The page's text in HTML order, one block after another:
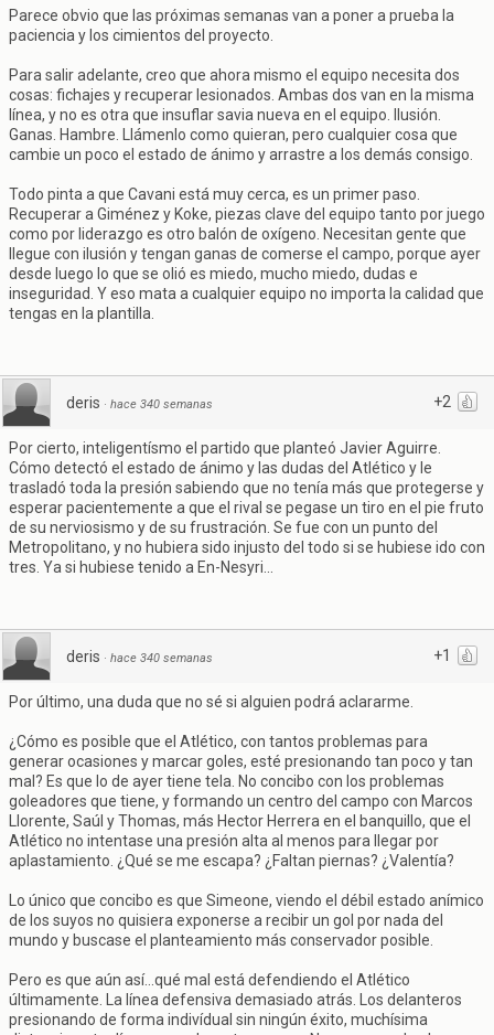
Parece obvio que las próximas semanas van a poner a prueba la
paciencia y los cimientos del proyecto.
Para salir adelante, creo que ahora mismo el equipo necesita dos
cosas: fichajes y recuperar lesionados. Ambas dos van en la misma
línea, y no es otra que insuflar savia nueva en el equipo. Ilusión.
Ganas. Hambre. Llámenlo como quieran, pero cualquier cosa que
cambie un poco el estado de ánimo y arrastre a los demás consigo.
Todo pinta a que Cavani está muy cerca, es un primer paso.
Recuperar a Giménez y Koke, piezas clave del equipo tanto por juego
como por liderazgo es otro balón de oxígeno. Necesitan gente que
llegue con ilusión y tengan ganas de comerse el campo, porque ayer
desde luego lo que se olió es miedo, mucho miedo, dudas e
inseguridad. Y eso mata a cualquier equipo no importa la calidad que
tengas en la plantilla.
+2
deris · hace 340 semanas
Por cierto, inteligentísmo el partido que planteó Javier Aguirre.
Cómo detectó el estado de ánimo y las dudas del Atlético y le
trasladó toda la presión sabiendo que no tenía más que protegerse y
esperar pacientemente a que el rival se pegase un tiro en el pie fruto
de su nerviosismo y de su frustración. Se fue con un punto del
Metropolitano, y no hubiera sido injusto del todo si se hubiese ido con
tres. Ya si hubiese tenido a En-Nesyri...
+1
deris · hace 340 semanas
Por último, una duda que no sé si alguien podrá aclararme.
¿Cómo es posible que el Atlético, con tantos problemas para
generar ocasiones y marcar goles, esté presionando tan poco y tan
mal? Es que lo de ayer tiene tela. No concibo con los problemas
goleadores que tiene, y formando un centro del campo con Marcos
Llorente, Saúl y Thomas, más Hector Herrera en el banquillo, que el
Atlético no intentase una presión alta al menos para llegar por
aplastamiento. ¿Qué se me escapa? ¿Faltan piernas? ¿Valentía?
Lo único que concibo es que Simeone, viendo el débil estado anímico
de los suyos no quisiera exponerse a recibir un gol por nada del
mundo y buscase el planteamiento más conservador posible.
Pero es que aún así...qué mal está defendiendo el Atlético
últimamente. La línea defensiva demasiado atrás. Los delanteros
presionando de forma indivídual sin ningún éxito, muchísima